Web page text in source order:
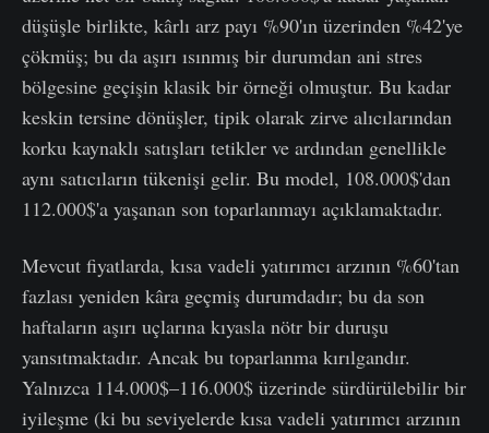
düşüşle birlikte, kârlı arz payı %90'ın üzerinden %42'ye
çökmüş; bu da aşırı ısınmış bir durumdan ani stres
bölgesine geçişin klasik bir örneği olmuştur. Bu kadar
keskin tersine dönüşler, tipik olarak zirve alıcılarından
korku kaynaklı satışları tetikler ve ardından genellikle
aynı satıcıların tükenişi gelir. Bu model, 108.000$'dan
112.000$'a yaşanan son toparlanmayı açıklamaktadır.
Mevcut fiyatlarda, kısa vadeli yatırımcı arzının %60'tan
fazlası yeniden kâra geçmiş durumdadır; bu da son
haftaların aşırı uçlarına kıyasla nötr bir duruşu
yansıtmaktadır. Ancak bu toparlanma kırılgandır.
Yalnızca 114.000$–116.000$ üzerinde sürdürülebilir bir
iyileşme (ki bu seviyelerde kısa vadeli yatırımcı arzının